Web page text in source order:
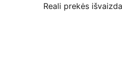
Reali prekės